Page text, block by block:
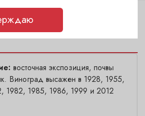
восточная экспозиция, почвы
Виноград высажен в 1928, 1955,
1982, 1985, 1986, 1999 и 2012